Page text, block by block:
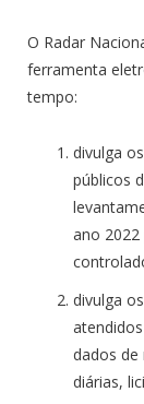
O Radar
ferramenta
tempo:
divulga
públicos
ano
divulga
dados de
diárias,